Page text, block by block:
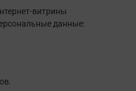
витрины
данные: